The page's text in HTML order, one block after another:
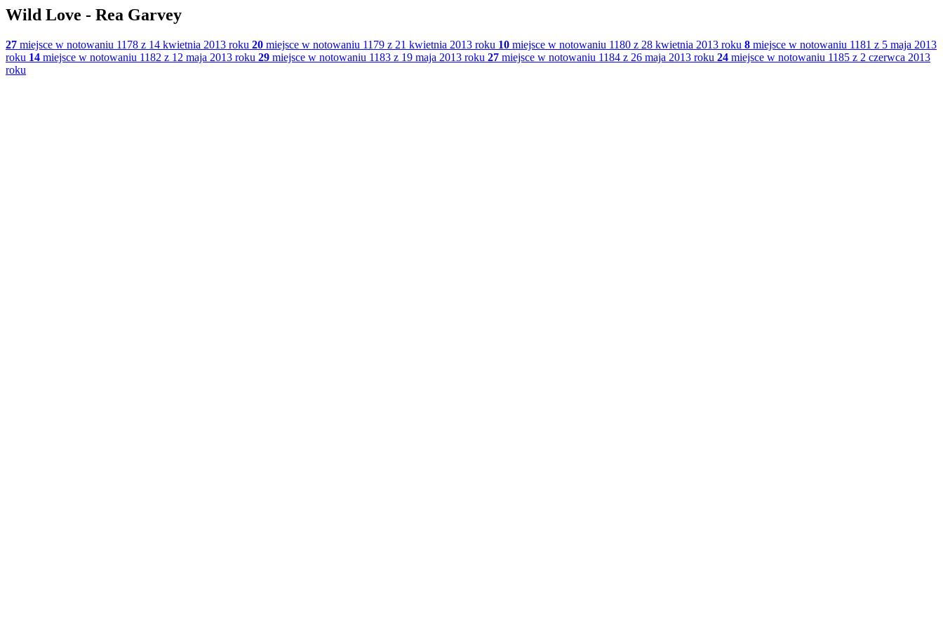
Wild Love - Rea Garvey
27 miejsce w notowaniu 1178 z 14 kwietnia 2013 roku 20 miejsce w notowaniu 1179 z 21 kwietnia 2013 roku 10 miejsce w notowaniu 1180 z 28 kwietnia 2013 roku 8 miejsce w notowaniu 1181 z 5 maja 2013
roku 14 miejsce w notowaniu 1182 z 12 maja 2013 roku 29 miejsce w notowaniu 1183 z 19 maja 2013 roku 27 miejsce w notowaniu 1184 z 26 maja 2013 roku 24 miejsce w notowaniu 1185 z 2 czerwca 2013
roku